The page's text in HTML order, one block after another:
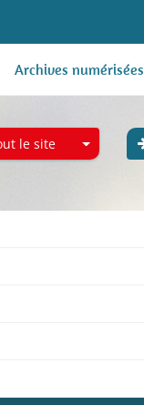
Archives numérisées
le site